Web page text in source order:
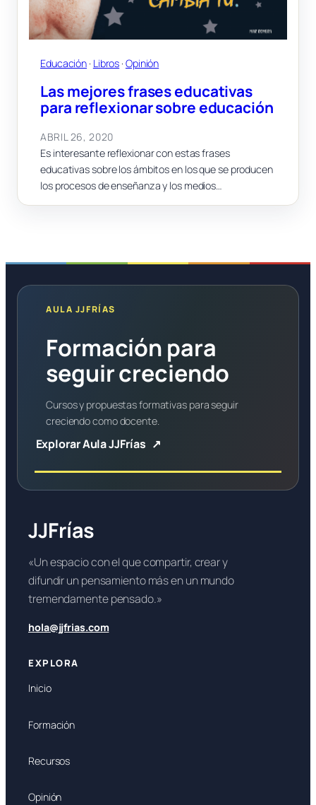
Educación · Libros · Opinión
Las mejores frases educativas
para reflexionar sobre educación
ABRIL 26, 2020
Es interesante reflexionar con estas frases
educativas sobre los ámbitos en los que se producen
los procesos de enseñanza y los medios…
AULA JJFRÍAS
Formación para
seguir creciendo
Cursos y propuestas formativas para seguir
creciendo como docente.
Explorar Aula JJFrías
JJFrías
«Un espacio con el que compartir, crear y
difundir un pensamiento más en un mundo
tremendamente pensado.»
hola@jjfrias.com
EXPLORA
Inicio
Formación
Recursos
Opinión